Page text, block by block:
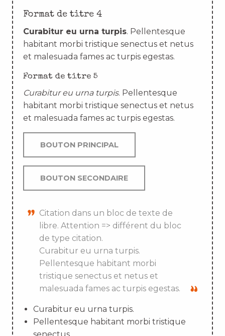
Format de titre 4
Curabitur eu urna turpis. Pellentesque
habitant morbi tristique senectus et netus
et malesuada fames ac turpis egestas.
Format de titre 5
Curabitur eu urna turpis. Pellentesque
habitant morbi tristique senectus et netus
et malesuada fames ac turpis egestas.
BOUTON PRINCIPAL
BOUTON SECONDAIRE
Citation dans un bloc de texte de
libre. Attention => différent du bloc
de type citation.
Curabitur eu urna turpis.
Pellentesque habitant morbi
tristique senectus et netus et
malesuada fames ac turpis egestas.
Curabitur eu urna turpis.
Pellentesque habitant morbi tristique